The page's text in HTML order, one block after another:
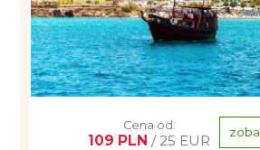
Cena od:
109 PLN / 25 EUR